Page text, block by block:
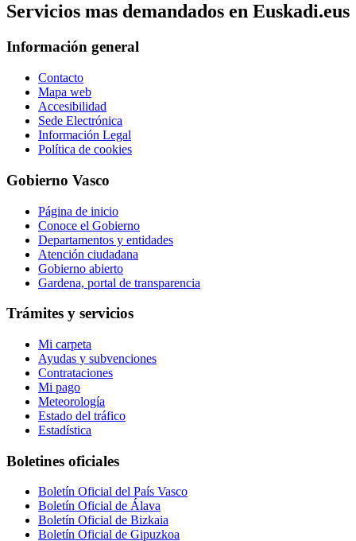
Servicios mas demandados en Euskadi.eus
Información general
Contacto
Mapa web
Accesibilidad
Sede Electrónica
Información Legal
Política de cookies
Gobierno Vasco
Página de inicio
Conoce el Gobierno
Departamentos y entidades
Atención ciudadana
Gobierno abierto
Gardena, portal de transparencia
Trámites y servicios
Mi carpeta
Ayudas y subvenciones
Contrataciones
Mi pago
Meteorología
Estado del tráfico
Estadística
Boletines oficiales
Boletín Oficial del País Vasco
Boletín Oficial de Álava
Boletín Oficial de Bizkaia
Boletín Oficial de Gipuzkoa